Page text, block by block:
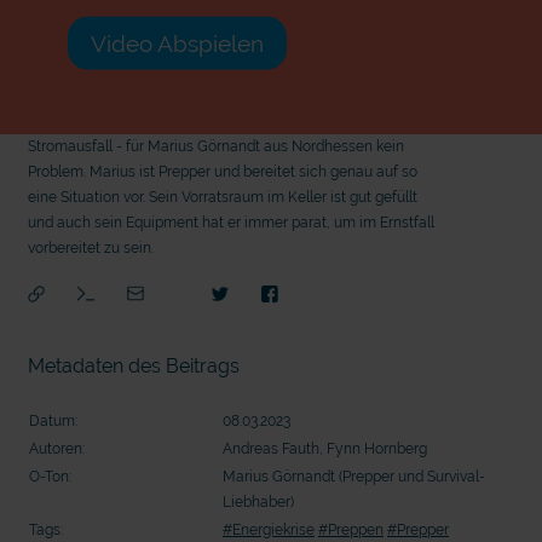
mit epd Text
Video Abspielen
Stromausfall - für Marius Görnandt aus Nordhessen kein
Problem. Marius ist Prepper und bereitet sich genau auf so
eine Situation vor. Sein Vorratsraum im Keller ist gut gefüllt
und auch sein Equipment hat er immer parat, um im Ernstfall
vorbereitet zu sein.
Metadaten des Beitrags
Datum:
08.03.2023
Autoren:
Andreas Fauth, Fynn Hornberg
O-Ton:
Marius Görnandt (Prepper und Survival-
Liebhaber)
Tags:
#Energiekrise #Preppen #Prepper